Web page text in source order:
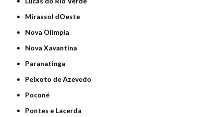
Mirassol dOeste
Nova Olímpia
Nova Xavantina
Paranatinga
Peixoto de Azevedo
Poconé
Pontes e Lacerda